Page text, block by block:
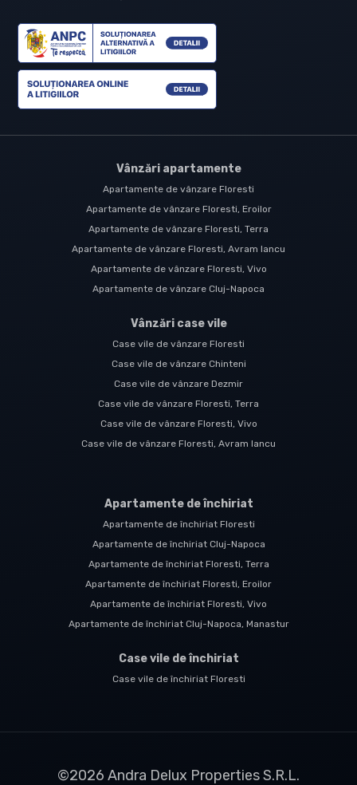
Vânzări apartamente
Apartamente de vânzare Floresti
Apartamente de vânzare Floresti, Eroilor
Apartamente de vânzare Floresti, Terra
Apartamente de vânzare Floresti, Avram Iancu
Apartamente de vânzare Floresti, Vivo
Apartamente de vânzare Cluj-Napoca
Vânzări case vile
Case vile de vânzare Floresti
Case vile de vânzare Chinteni
Case vile de vânzare Dezmir
Case vile de vânzare Floresti, Terra
Case vile de vânzare Floresti, Vivo
Case vile de vânzare Floresti, Avram Iancu
Apartamente de închiriat
Apartamente de închiriat Floresti
Apartamente de închiriat Cluj-Napoca
Apartamente de închiriat Floresti, Terra
Apartamente de închiriat Floresti, Eroilor
Apartamente de închiriat Floresti, Vivo
Apartamente de închiriat Cluj-Napoca, Manastur
Case vile de închiriat
Case vile de închiriat Floresti
©2026 Andra Delux Properties S.R.L.